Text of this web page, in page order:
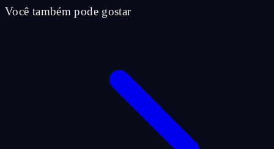
Você também pode gostar